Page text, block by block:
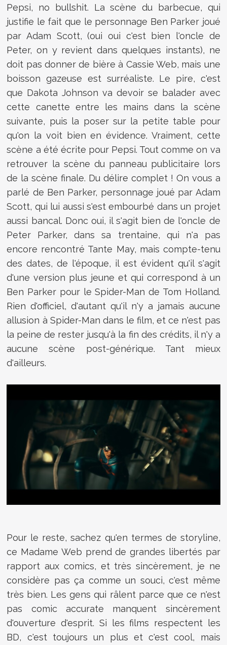
Pepsi, no bullshit. La scène du barbecue, qui
justifie le fait que le personnage Ben Parker joué
par Adam Scott, (oui oui c'est bien l'oncle de
Peter, on y revient dans quelques instants), ne
doit pas donner de bière à Cassie Web, mais une
boisson gazeuse est surréaliste. Le pire, c'est
que Dakota Johnson va devoir se balader avec
cette canette entre les mains dans la scène
suivante, puis la poser sur la petite table pour
qu'on la voit bien en évidence. Vraiment, cette
scène a été écrite pour Pepsi. Tout comme on va
retrouver la scène du panneau publicitaire lors
de la scène finale. Du délire complet ! On vous a
parlé de Ben Parker, personnage joué par Adam
Scott, qui lui aussi s'est embourbé dans un projet
aussi bancal. Donc oui, il s'agit bien de l'oncle de
Peter Parker, dans sa trentaine, qui n'a pas
encore rencontré Tante May, mais compte-tenu
des dates, de l'époque, il est évident qu'il s'agit
d'une version plus jeune et qui correspond à un
Ben Parker pour le Spider-Man de Tom Holland.
Rien d'officiel, d'autant qu'il n'y a jamais aucune
allusion à Spider-Man dans le film, et ce n'est pas
la peine de rester jusqu'à la fin des crédits, il n'y a
aucune scène post-générique. Tant mieux
d'ailleurs.
Pour le reste, sachez qu'en termes de storyline,
ce Madame Web prend de grandes libertés par
rapport aux comics, et très sincèrement, je ne
considère pas ça comme un souci, c'est même
très bien. Les gens qui râlent parce que ce n'est
pas comic accurate manquent sincèrement
d'ouverture d'esprit. Si les films respectent les
BD, c'est toujours un plus et c'est cool, mais